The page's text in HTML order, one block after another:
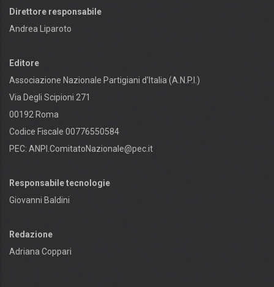
Direttore responsabile
Andrea Liparoto
Editore
Associazione Nazionale Partigiani d'Italia (A.N.P.I.)
Via Degli Scipioni 271
00192 Roma
Codice Fiscale 00776550584
PEC: ANPI.ComitatoNazionale@pec.it
Responsabile tecnologie
Giovanni Baldini
Redazione
Adriana Coppari